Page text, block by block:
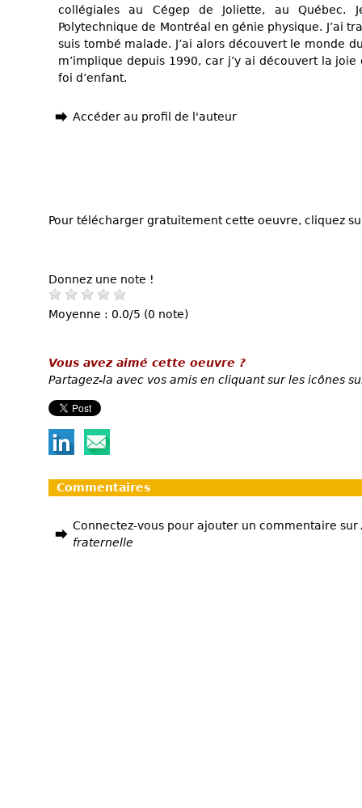
collégiales au Cégep de Joliette, au Québec.
Polytechnique de Montréal en génie physique. J’ai
suis tombé malade. J’ai alors découvert le monde
m’implique depuis 1990, car j’y ai découvert la
foi d’enfant.
Accéder au profil de l'auteur
Pour télécharger gratuitement cette oeuvre, cliquez
Donnez une note !
Moyenne : 0.0/5 (0 note)
Vous avez aimé cette oeuvre ?
Partagez-la avec vos amis en cliquant sur les icônes
Commentaires
Connectez-vous pour ajouter un commentaire sur
fraternelle